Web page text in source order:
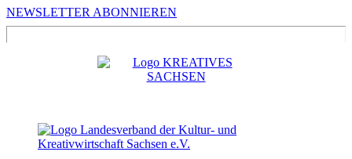
NEWSLETTER ABONNIEREN